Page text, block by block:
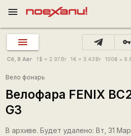
menu
vpn_key
Сб, 8 Авг 1 $ = 2.97 Br 1€ = 3.43 Br 100₴ =
Вело фонарь
Велофара FENIX
G3
В архиве. Будет удалено: Вт, 31 Мар